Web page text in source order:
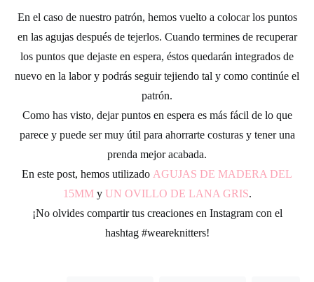
En el caso de nuestro patrón, hemos vuelto a colocar los puntos
en las agujas después de tejerlos. Cuando termines de recuperar
los puntos que dejaste en espera, éstos quedarán integrados de
nuevo en la labor y podrás seguir tejiendo tal y como continúe el
patrón.
Como has visto, dejarpuntos en espera es más fácil de lo que
parece y puede ser muy útil para ahorrarte costuras y tener una
prenda mejor acabada.
En este post, hemos utilizado AGUJAS DE MADERA DEL
15MMy UN OVILLO DE LANA GRIS.
¡No olvides compartir tus creaciones en Instagram con el
hashtag #weareknitters!